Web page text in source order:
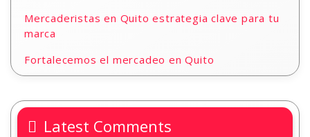
Mercaderistas en Quito estrategia clave para tu
marca
Fortalecemos el mercadeo en Quito
Latest Comments